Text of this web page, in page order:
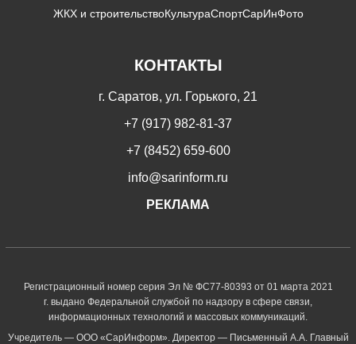
ЖКХ и строительствоКультураСпортСарИнФото
КОНТАКТЫ
г. Саратов, ул. Горького, 21
+7 (917) 982-81-37
+7 (8452) 659-600
info@sarinform.ru
РЕКЛАМА
Регистрационный номер серия Эл № ФС77-80393 от 01 марта 2021
г. выдано Федеральной службой по надзору в сфере связи,
информационных технологий и массовых коммуникаций.
Учредитель — ООО «СарИнформ». Директор — Письменный А.А. Главный